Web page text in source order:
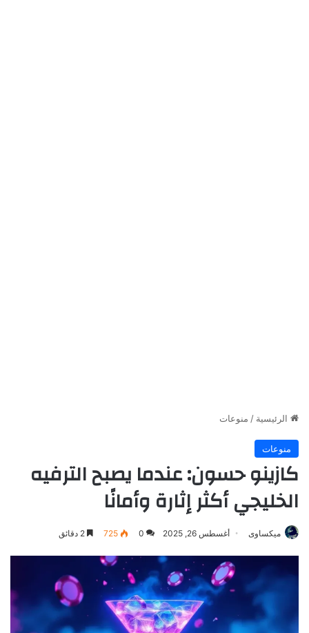
الرئيسية / منوعات
منوعات
كازينو حسون: عندما يصبح الترفيه
الخليجي أكثر إثارة وأمانًا
ميكساوى أغسطس 26, 2025 0
725